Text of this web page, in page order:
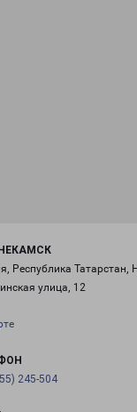
Республика Татарстан,
улица, 12
245-504